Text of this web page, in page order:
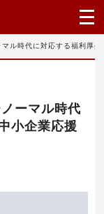
ル時代に対応する福利厚
ーマル時代
小企業応援